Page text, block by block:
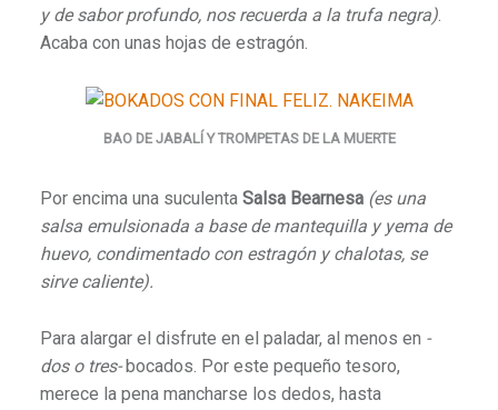
y de sabor profundo, nos recuerda a la trufa negra).
Acaba con unas hojas de estragón.
BAO DE JABALÍ Y TROMPETAS DE LA MUERTE
Por encima una suculenta Salsa Bearnesa (es una
salsa emulsionada a base de mantequilla y yema de
huevo, condimentado con estragón y chalotas, se
sirve caliente).
Para alargar el disfrute en el paladar, al menos en -
dos o tres-bocados. Por este pequeño tesoro,
merece la pena mancharse los dedos, hasta